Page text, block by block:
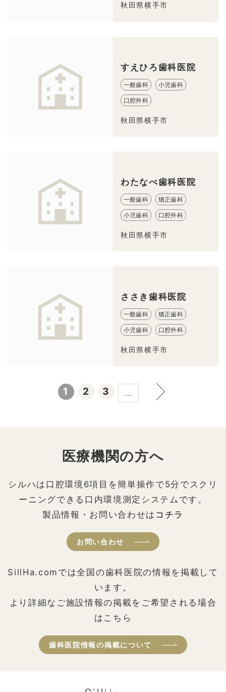
秋田県横手市
すえひろ歯科医院
一般歯科 小児歯科
口腔外科
秋田県横手市
わたなべ歯科医院
一般歯科 矯正歯科
小児歯科 口腔外科
秋田県横手市
ささき歯科医院
一般歯科 矯正歯科
小児歯科 口腔外科
秋田県横手市
1 2 3 …
医療機関の方へ
シルハは口腔環境6項目を簡単操作で5分でスクリ
ーニングできる口内環境測定システムです。
製品情報・お問い合わせは コチラ
お問い合わせ
SillHa.comでは全国の歯科医院の情報を掲載して
います。
より詳細なご施設情報の掲載をご希望される場合
はこちら
歯科医院情報の掲載について